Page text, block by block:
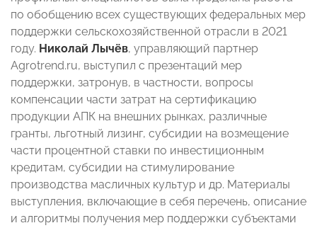
по обобщению всех существующих федеральных мер
поддержки сельскохозяйственной отрасли в 2021
году. Николай Лычёв, управляющий партнер
Agrotrend.ru, выступил с презентаций мер
поддержки, затронув, в частности, вопросы
компенсации части затрат на сертификацию
продукции АПК на внешних рынках, различные
гранты, льготный лизинг, субсидии на возмещение
части процентной ставки по инвестиционным
кредитам, субсидии на стимулирование
производства масличных культур и др. Материалы
выступления, включающие в себя перечень, описание
и алгоритмы получения мер поддержки субъектами